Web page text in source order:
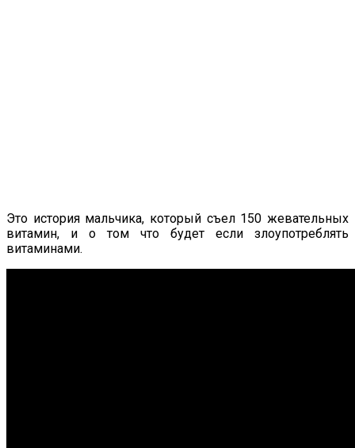
Это история мальчика, который съел 150 жевательных
витамин, и о том что будет если злоупотреблять
витаминами.